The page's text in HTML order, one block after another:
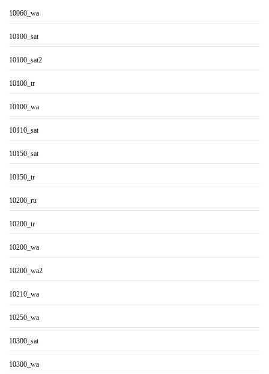
10060_wa
10100_sat
10100_sat2
10100_tr
10100_wa
10110_sat
10150_sat
10150_tr
10200_ru
10200_tr
10200_wa
10200_wa2
10210_wa
10250_wa
10300_sat
10300_wa